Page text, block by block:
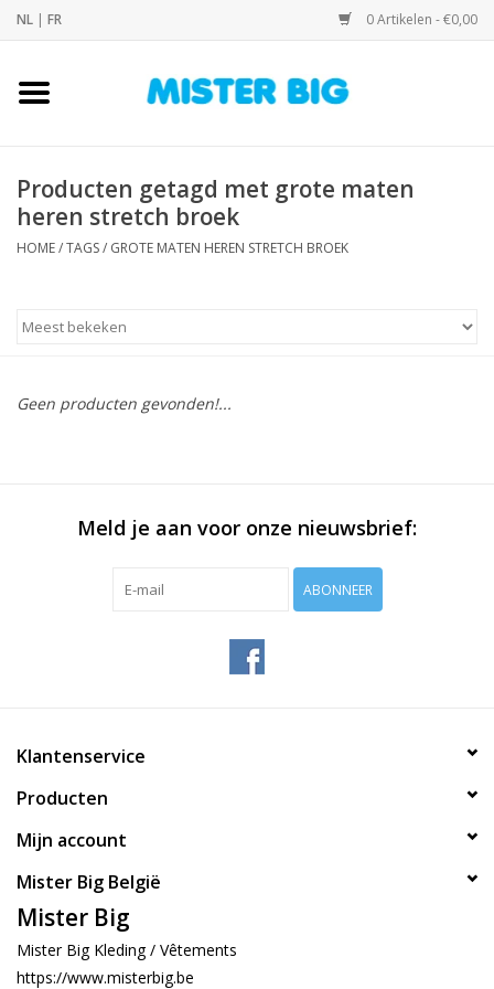
NL | FR 0 Artikelen - €0,00
Home
Onze Winkel
Merken
Producten getagd met grote maten
heren stretch broek
HOME/TAGS/ GROTE MATEN HEREN STRETCH BROEK
Geen producten gevonden!...
Meld je aan voor onze nieuwsbrief:
ABONNEER
Klantenservice
Producten
Mijn account
Mister Big België
Mister Big
Mister Big Kleding / Vêtements
https://www.misterbig.be